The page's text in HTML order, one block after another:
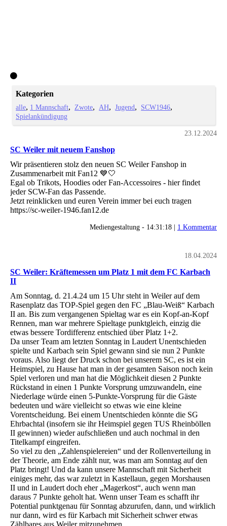
Kategorien
alle 1 Mannschaft Zwote AH Jugend
SCW1946
Spielankündigung
23.12.2024
SC Weiler mit neuem Fanshop
Wir präsentieren stolz den neuen SC Weiler Fanshop in
Zusammenarbeit mit Fan12 💙🤍
Egal ob Trikots, Hoodies oder Fan-Accessoires - hier findet
jeder SCW-Fan das Passende.
Jetzt reinklicken und euren Verein immer bei euch tragen
https://sc-weiler-1946.fan12.de
Mediengestaltung - 14:31:18 | 1 Kommentar
18.04.2024
SC Weiler: Kräftemessen um Platz 1 mit dem FC Karbach
II
Am Sonntag, d. 21.4.24 um 15 Uhr steht in Weiler auf dem
Rasenplatz das TOP-Spiel gegen den FC „Blau-Weiß“ Karbach
II an. Bis zum vergangenen Spieltag war es ein Kopf-an-Kopf
Rennen, man war mehrere Spieltage punktgleich, einzig die
etwas bessere Tordifferenz entschied über Platz 1+2.
Da unser Team am letzten Sonntag in Laudert Unentschieden
spielte und Karbach sein Spiel gewann sind sie nun 2 Punkte
voraus. Also liegt der Druck schon bei unserem SC, es ist ein
Heimspiel, zu Hause hat man in der gesamten Saison noch kein
Spiel verloren und man hat die Möglichkeit diesen 2 Punkte
Rückstand in einen 1 Punkte Vorsprung umzuwandeln, eine
Niederlage würde einen 5-Punkte-Vorsprung für die Gäste
bedeuten und wäre vielleicht so etwas wie eine kleine
Vorentscheidung. Bei einem Unentschieden könnte die SG
Ehrbachtal (insofern sie ihr Heimspiel gegen TUS Rheinböllen
II gewinnen) wieder aufschließen und auch nochmal in den
Titelkampf eingreifen.
So viel zu den „Zahlenspielereien“ und der Rollenverteilung in
der Theorie, am Ende zählt nur, was man am Sonntag auf den
Platz bringt! Und da kann unsere Mannschaft mit Sicherheit
einiges mehr, das war zuletzt in Kastellaun, gegen Morshausen
II und in Laudert doch eher „Magerkost“, auch wenn man
daraus 7 Punkte geholt hat. Wenn unser Team es schafft ihr
Potential punktgenau für Sonntag abzurufen, dann, und wirklich
nur dann, wird es für Karbach mit Sicherheit schwer etwas
Zählbares aus Weiler mitzunehmen.